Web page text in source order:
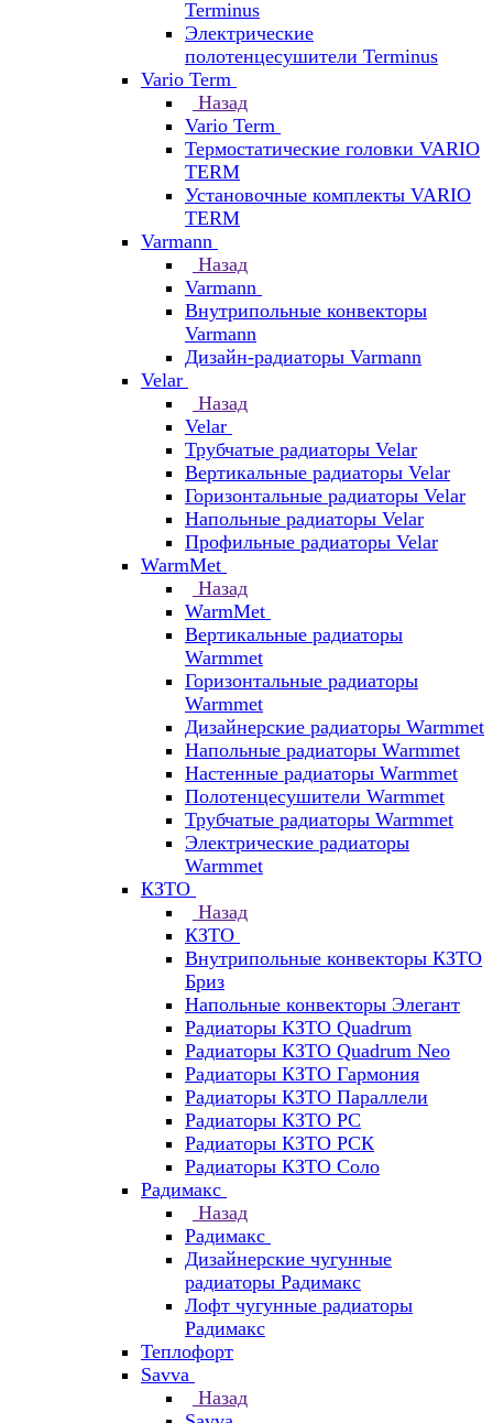
Terminus
Электрические
полотенцесушители Terminus
Vario Term
Назад
Vario Term
Термостатические головки VARIO
TERM
Установочные комплекты VARIO
TERM
Varmann
Назад
Varmann
Внутрипольные конвекторы
Varmann
Дизайн-радиаторы Varmann
Velar
Назад
Velar
Трубчатые радиаторы Velar
Вертикальные радиаторы Velar
Горизонтальные радиаторы Velar
Напольные радиаторы Velar
Профильные радиаторы Velar
WarmMet
Назад
WarmMet
Вертикальные радиаторы
Warmmet
Горизонтальные радиаторы
Warmmet
Дизайнерские радиаторы Warmmet
Напольные радиаторы Warmmet
Настенные радиаторы Warmmet
Полотенцесушители Warmmet
Трубчатые радиаторы Warmmet
Электрические радиаторы
Warmmet
КЗТО
Назад
КЗТО
Внутрипольные конвекторы КЗТО
Бриз
Напольные конвекторы Элегант
Радиаторы КЗТО Quadrum
Радиаторы КЗТО Quadrum Neo
Радиаторы КЗТО Гармония
Радиаторы КЗТО Параллели
Радиаторы КЗТО РС
Радиаторы КЗТО РСК
Радиаторы КЗТО Соло
Радимакс
Назад
Радимакс
Дизайнерские чугунные
радиаторы Радимакс
Лофт чугунные радиаторы
Радимакс
Теплофорт
Savva
Назад